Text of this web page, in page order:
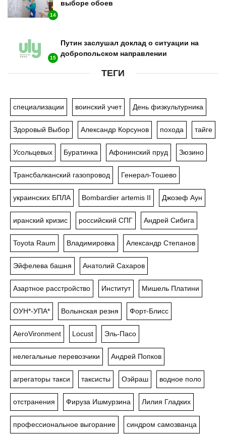
14
выборе обоев
15
Путин заслушал доклад о ситуации на
добропольском направлении
ТЕГИ
специализации воинский учет День физкультурника
Здоровый Выбор Александр Корсунов похода тайге
Усольцевых Буратинка Афонинский пруд Зюзино
Трансбалканский газопровод Генерал-Тошево
украинских БПЛА Bombardier artemis II Джозеф Аун
иранский кризис российский СПГ Андрей Сибига
Toyota Raum Владимировка Александр Степанов
Эйфелева башня Анатолий Сахаров
Азартное расстройство Институт Мишель Платини
ОУН*-УПА* Волынская резня Форт-Блисс
AeroVironment Locust Эль-Пасо
нелегальные перевозчики Андрей Попков
агрегаторы такси таксисты Оэйраш водное поло
отстранения Фируза Ишмурзина Лилия Гладких
профессиональное выгорание синдром самозванца